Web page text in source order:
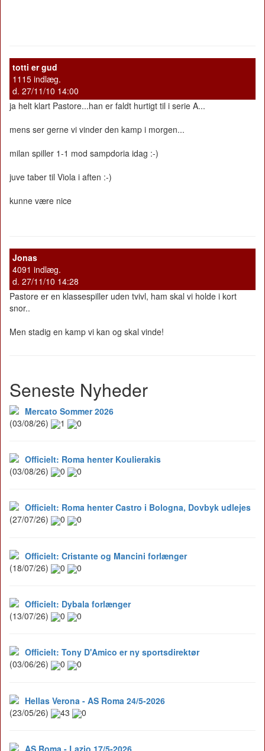
totti er gud
1115 indlæg.
d. 27/11/10 14:00
ja helt klart Pastore...han er faldt hurtigt til i serie A...
mens ser gerne vi vinder den kamp i morgen...
milan spiller 1-1 mod sampdoria idag :-)
juve taber til Viola i aften :-)
kunne være nice
Jonas
4091 indlæg.
d. 27/11/10 14:28
Pastore er en klassespiller uden tvivl, ham skal vi holde i kort
snor..
Men stadig en kamp vi kan og skal vinde!
Seneste Nyheder
Mercato Sommer 2026
(03/08/26)
1 0
Officielt: Roma henter Koulierakis
(03/08/26)
0 0
Officielt: Roma henter Castro i Bologna, Dovbyk udlejes
(27/07/26)
0 0
Officielt: Cristante og Mancini forlænger
(18/07/26)
0 0
Officielt: Dybala forlænger
(13/07/26)
0 0
Officielt: Tony D'Amico er ny sportsdirektør
(03/06/26)
0 0
Hellas Verona - AS Roma 24/5-2026
(23/05/26)
43 0
AS Roma - Lazio 17/5-2026